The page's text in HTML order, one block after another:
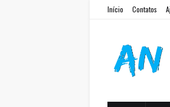
Início Contatos